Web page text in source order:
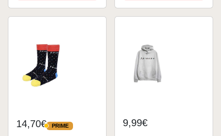
14,70€ PRIME
PRIME 9,99€